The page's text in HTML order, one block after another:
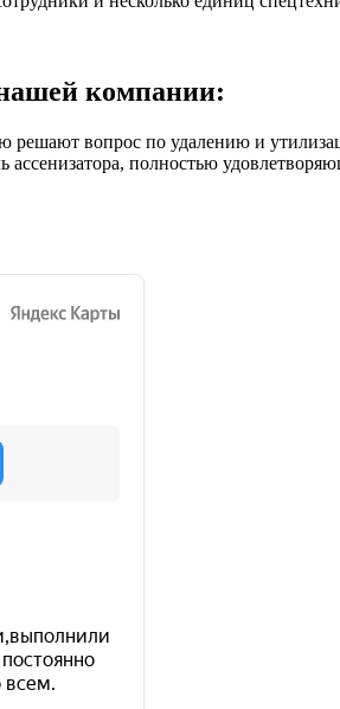
компании:
вопрос по удалению и
ассенизатора, полностью